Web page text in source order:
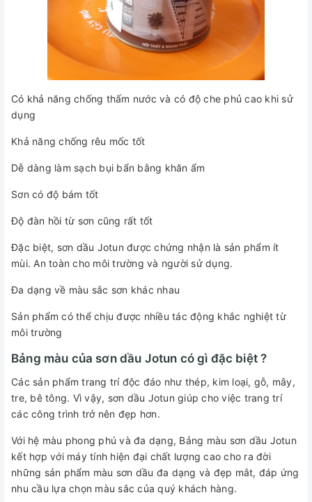
Có khả năng chống thấm nước và có độ che phủ cao khi sử
dụng
Khả năng chống rêu mốc tốt
Dễ dàng làm sạch bụi bẩn bằng khăn ẩm
Sơn có độ bám tốt
Độ đàn hồi từ sơn cũng rất tốt
Đặc biệt, sơn dầu Jotun được chứng nhận là sản phẩm ít
mùi. An toàn cho môi trường và người sử dụng.
Đa dạng về màu sắc sơn khác nhau
Sản phẩm có thể chịu được nhiều tác động khắc nghiệt từ
môi trường
Bảng màu của sơn dầu Jotun có gì đặc biệt ?
Các sản phẩm trang trí độc đáo như thép, kim loại, gỗ, mây,
tre, bê tông. Vì vậy, sơn dầu Jotun giúp cho việc trang trí
các công trình trở nên đẹp hơn.
Với hệ màu phong phú và đa dạng, Bảng màu sơn dầu Jotun
kết hợp với máy tính hiện đại chất lượng cao cho ra đời
những sản phẩm màu sơn dầu đa dạng và đẹp mắt, đáp ứng
nhu cầu lựa chọn màu sắc của quý khách hàng.